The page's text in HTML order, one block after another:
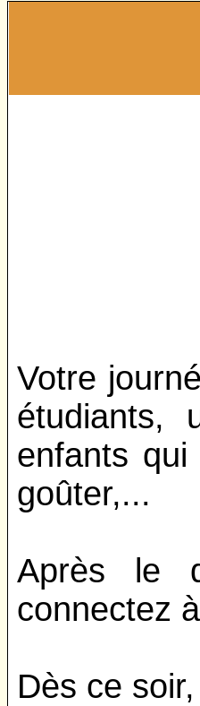
Votre
étudiants,
enfants
goûter,...
Après le
connectez
Dès ce